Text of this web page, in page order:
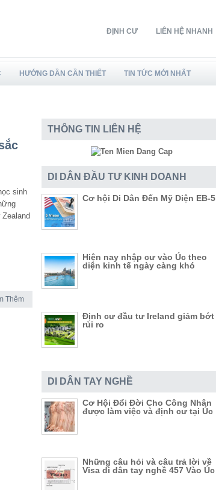
ĐỊNH CƯ LIÊN HỆ NHANH
HƯỚNG DẦN CẦN THIẾT TIN TỨC MỚI NHẤT
sinh
Thêm
THÔNG TIN LIÊN HỆ
DI DÂN ĐẦU TƯ KINH DOANH
Cơ hội Di Dân Đến Mỹ Diện EB-5
Hiện nay nhập cư vào Úc theo
diện kinh tế ngày càng khó
Định cư đầu tư Ireland giảm bớt
rủi ro
DI DÂN TAY NGHỀ
Cơ Hội Đổi Đời Cho Công Nhân
được làm việc và định cư tại Úc
Những câu hỏi và câu trả lời về
Visa di dân tay nghề 457 Vào Úc